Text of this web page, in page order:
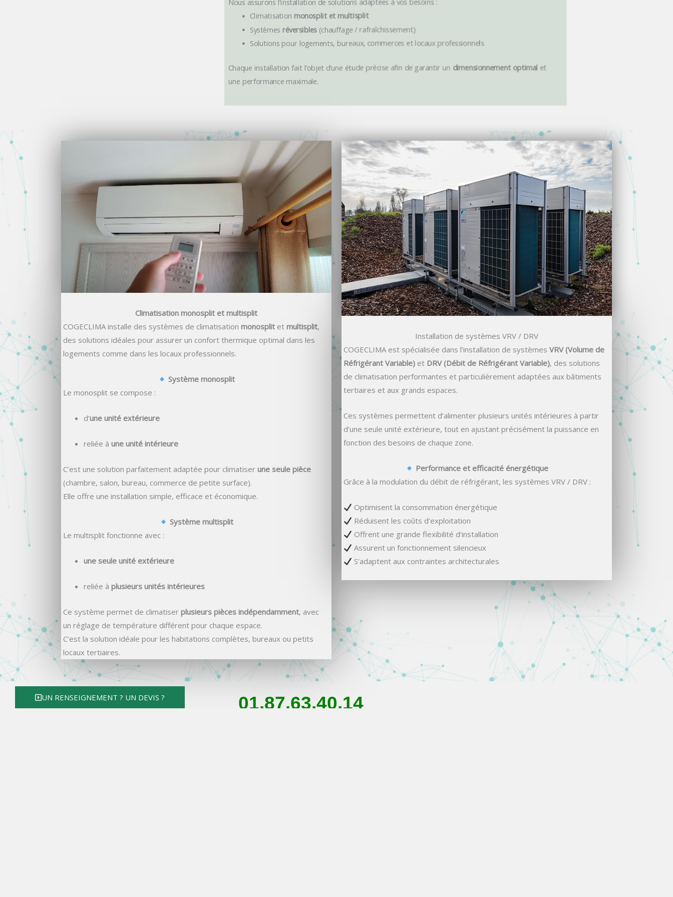
Nous assurons l’installation de solutions adaptées à vos besoins :
Climatisation monosplit et multisplit
Systèmes réversibles (chauffage / rafraîchissement)
Solutions pour logements, bureaux, commerces et locaux professionnels
Chaque installation fait l’objet d’une étude précise afin de garantir un dimensionnement optimal et
une performance maximale.
Climatisation monosplit et multisplit
COGECLIMA installe des systèmes de climatisation monosplit et multisplit,
des solutions idéales pour assurer un confort thermique optimal dans les
logements comme dans les locaux professionnels.
Système monosplit
Le monosplit se compose :
d’une unité extérieure
reliée à une unité intérieure
C’est une solution parfaitement adaptée pour climatiser une seule pièce
(chambre, salon, bureau, commerce de petite surface).
Elle offre une installation simple, efficace et économique.
Système multisplit
Le multisplit fonctionne avec :
une seule unité extérieure
reliée à plusieurs unités intérieures
Ce système permet de climatiser plusieurs pièces indépendamment, avec
un réglage de température différent pour chaque espace.
C’est la solution idéale pour les habitations complètes, bureaux ou petits
locaux tertiaires.
Installation de systèmes VRV / DRV
COGECLIMA est spécialisée dans l’installation de systèmes VRV (Volume de
Réfrigérant Variable) et DRV (Débit de Réfrigérant Variable), des solutions
de climatisation performantes et particulièrement adaptées aux bâtiments
tertiaires et aux grands espaces.
Ces systèmes permettent d’alimenter plusieurs unités intérieures à partir
d’une seule unité extérieure, tout en ajustant précisément la puissance en
fonction des besoins de chaque zone.
Performance et efficacité énergétique
Grâce à la modulation du débit de réfrigérant, les systèmes VRV / DRV :
Optimisent la consommation énergétique
Réduisent les coûts d’exploitation
Offrent une grande flexibilité d’installation
Assurent un fonctionnement silencieux
S’adaptent aux contraintes architecturales
UN RENSEIGNEMENT ? UN DEVIS ? 01.87.63.40.14